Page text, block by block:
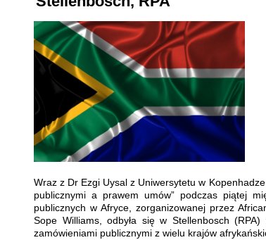
Wraz z Dr Ezgi Uysal z Uniwersytetu w
publicznymi a prawem umów” podczas piątej
publicznych w Afryce, zorganizowanej przez
Sope Williams, odbyła się w Stellenbosch
zamówieniami publicznymi z wielu krajów